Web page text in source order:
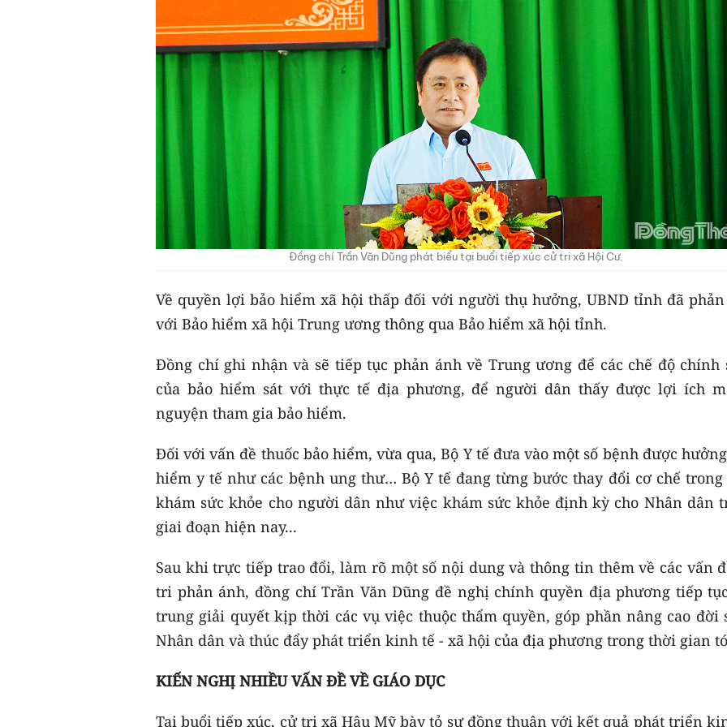
Đồng chí Trần Văn Dũng phát biểu tại buổi tiếp xúc cử tri xã Hội Cư.
Về quyền lợi bảo hiểm xã hội thấp đối với người thụ hưởng, UBND tỉnh đã
với Bảo hiểm xã hội Trung ương thông qua Bảo hiểm xã hội tỉnh.
Đồng chí ghi nhận và sẽ tiếp tục phản ánh về Trung ương để các chế độ chính
của bảo hiểm sát với thực tế địa phương, để người dân thấy được lợi ích
nguyện tham gia bảo hiểm.
Đối với vấn đề thuốc bảo hiểm, vừa qua, Bộ Y tế đưa vào một số bệnh được
hiểm y tế như các bệnh ung thư… Bộ Y tế đang từng bước thay đổi cơ chế trong
khám sức khỏe cho người dân như việc khám sức khỏe định kỳ cho Nhân dân
giai đoạn hiện nay...
Sau khi trực tiếp trao đổi, làm rõ một số nội dung và thông tin thêm về các vấn
tri phản ánh, đồng chí Trần Văn Dũng đề nghị chính quyền địa phương tiếp
trung giải quyết kịp thời các vụ việc thuộc thẩm quyền, góp phần nâng cao đời
Nhân dân và thúc đẩy phát triển kinh tế - xã hội của địa phương trong thời gian
KIẾN NGHỊ NHIỀU VẤN ĐỀ VỀ GIÁO DỤC
Tại buổi tiếp xúc, cử tri xã Hậu Mỹ bày tỏ sự đồng thuận với kết quả phát triển